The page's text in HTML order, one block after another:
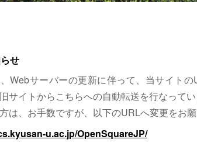
せ
Webサーバーの更新に伴って、当サイトの
サイトからこちらへの自動転送を行なって
は、お手数ですが、以下のURLへ変更をお願
u.ac.jp/OpenSquareJP/